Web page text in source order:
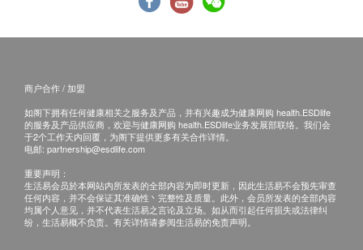
正本，并于送货后3个工作天内按下列方式联络
商户合作 / 加盟
如阁下拥有任何健康相关之服务及产品，并有兴趣成为健康网购 health.ESDlife
的服务及产品供应商，欢迎与健康网购 health.ESDlife业务发展部联络。我们会
于2个工作天内回覆，为阁下提供更多有关合作详情。
电邮: partnership@esdlife.com
重要声明：
生活易会员於本网站内所发表的全部内容为即时更新，因此生活易不会预先审查
任何内容，并不会保证其准确性丶完整性及质量。此外，会员所发表的全部内容
均属个人意见，并不代表生活易之言论及立场。如从而引起任何损失或法律纠
纷，生活易概不负责。有关详情请参阅生活易的免责声明。